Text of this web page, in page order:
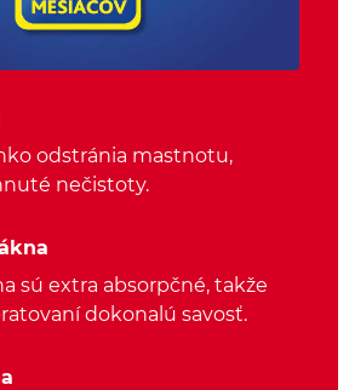
odstránia mastnotu,
nečistoty.
sú extra absorpčné, takže
dokonalú savosť.